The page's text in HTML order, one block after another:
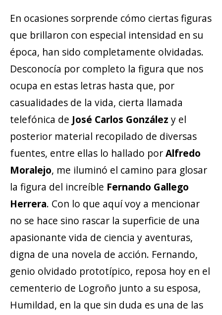
En ocasiones sorprende cómo ciertas figuras
que brillaron con especial intensidad en su
época, han sido completamente olvidadas.
Desconocía por completo la figura que nos
ocupa en estas letras hasta que, por
casualidades de la vida, cierta llamada
telefónica de José Carlos González y el
posterior material recopilado de diversas
fuentes, entre ellas lo hallado porAlfredo
Moralejo, me iluminó el camino para glosar
la figura del increíble Fernando Gallego
Herrera. Con lo que aquí voy a mencionar
no se hace sino rascar la superficie de una
apasionante vida de ciencia y aventuras,
digna de una novela de acción. Fernando,
genio olvidado prototípico, reposa hoy en el
cementerio de Logroño junto a su esposa,
Humildad, en la que sin duda es una de las